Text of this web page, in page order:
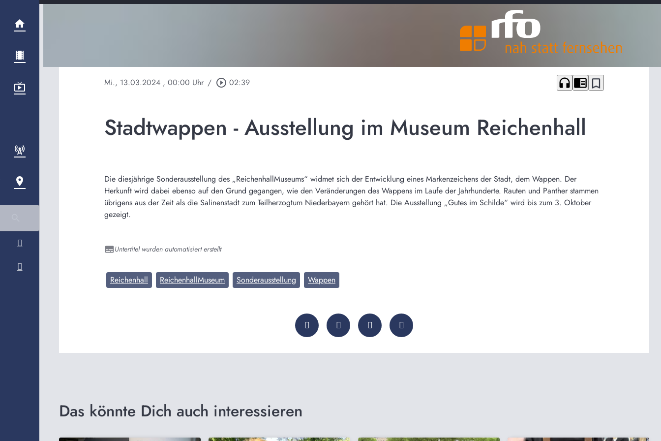
Mi., 13.03.2024 , 00:00 Uhr / play_circle_outline 02:39 headphones chrome_reader_mode bookmark_border
Stadtwappen - Ausstellung im Museum Reichenhall
Die diesjährige Sonderausstellung des „ReichenhallMuseums“ widmet sich der Entwicklung eines Markenzeichens der Stadt, dem Wappen. Der
Herkunft wird dabei ebenso auf den Grund gegangen, wie den Veränderungen des Wappens im Laufe der Jahrhunderte. Rauten und Panther stammen
übrigens aus der Zeit als die Salinenstadt zum Teilherzogtum Niederbayern gehört hat. Die Ausstellung „Gutes im Schilde“ wird bis zum 3. Oktober
gezeigt.
Untertitel wurden automatisiert erstellt
Reichenhall ReichenhallMuseum Sonderausstellung Wappen
Das könnte Dich auch interessieren